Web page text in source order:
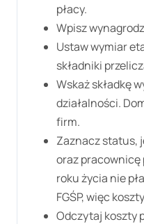
płacy.
Wpisz
Ustaw wymiar
składniki
Wskaż składkę
działalności.
firm.
Zaznacz status,
oraz pracownicę
roku życia nie
FGŚP, więc
Odczytaj koszty